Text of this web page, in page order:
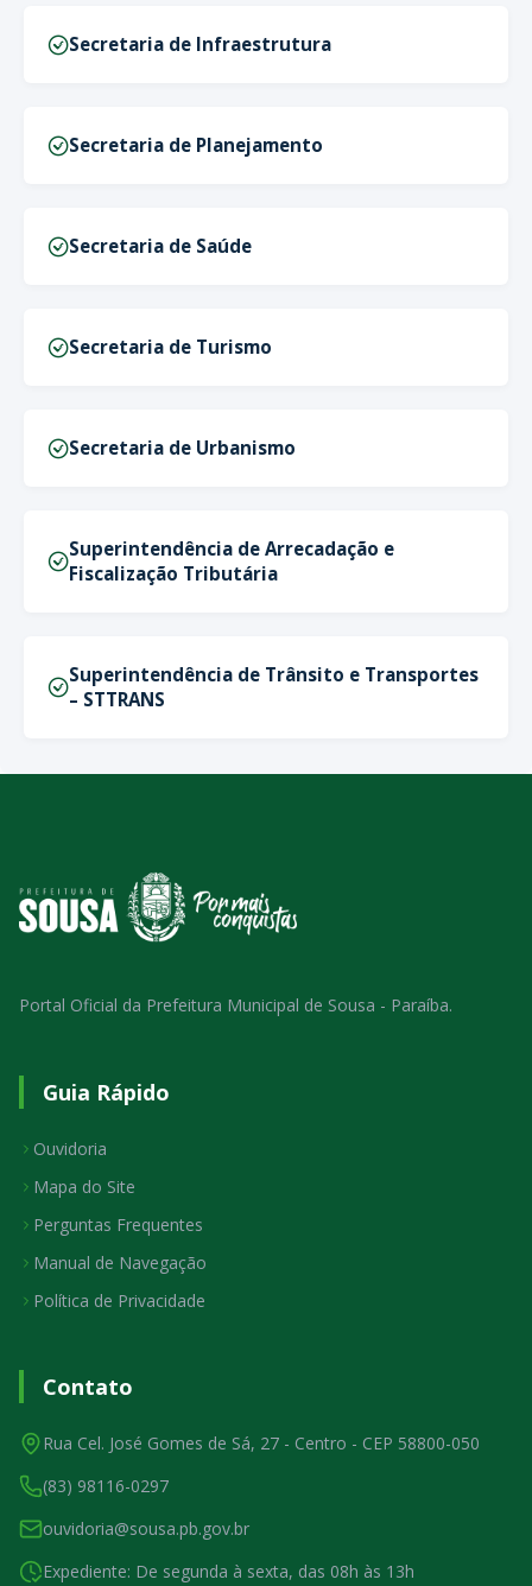
Secretaria de Infraestrutura
Secretaria de Planejamento
Secretaria de Saúde
Secretaria de Turismo
Secretaria de Urbanismo
Superintendência de Arrecadação e
Fiscalização Tributária
Superintendência de Trânsito e Transportes
– STTRANS
Portal Oficial da Prefeitura Municipal de Sousa - Paraíba.
Guia Rápido
Ouvidoria
Mapa do Site
Perguntas Frequentes
Manual de Navegação
Política de Privacidade
Contato
Rua Cel. José Gomes de Sá, 27 - Centro - CEP 58800-050
(83) 98116-0297
ouvidoria@sousa.pb.gov.br
Expediente: De segunda à sexta, das 08h às 13h